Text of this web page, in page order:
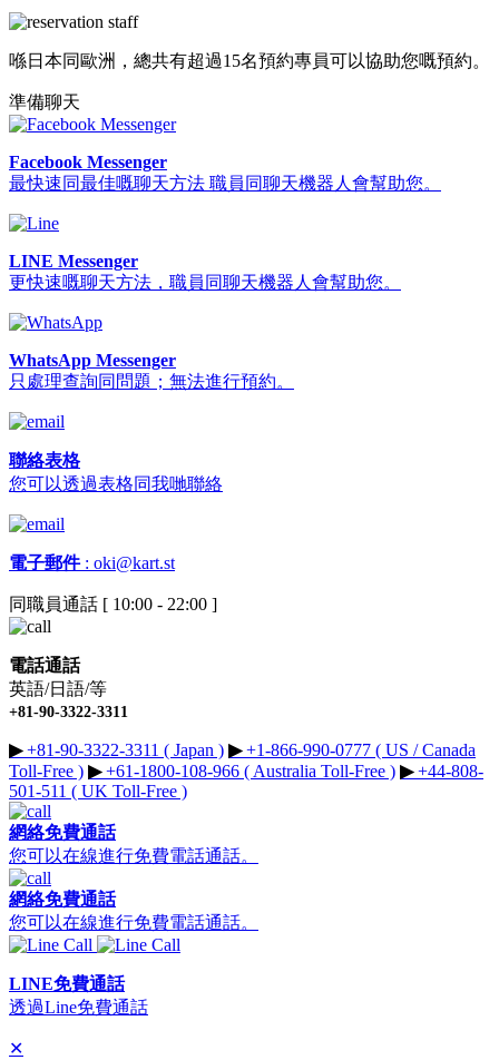
喺日本同歐洲，總共有超過15名預約專員可以協助您嘅預約。
準備聊天
Facebook Messenger
最快速同最佳嘅聊天方法 職員同聊天機器人會幫助您。
LINE Messenger
更快速嘅聊天方法，職員同聊天機器人會幫助您。
WhatsApp Messenger
只處理查詢同問題；無法進行預約。
聯絡表格
您可以透過表格同我哋聯絡
電子郵件: oki@kart.st
同職員通話 [ 10:00 - 22:00 ]
電話通話
英語/日語/等
+81-90-3322-3311
▶︎+81-90-3322-3311 ( Japan ) ▶︎+1-866-990-0777 ( US / Canada
Toll-Free ) ▶︎+61-1800-108-966 ( Australia Toll-Free ) ▶︎+44-808-
501-511 ( UK Toll-Free )
網絡免費通話
您可以在線進行免費電話通話。
網絡免費通話
您可以在線進行免費電話通話。
LINE免費通話
透過Line免費通話
✕